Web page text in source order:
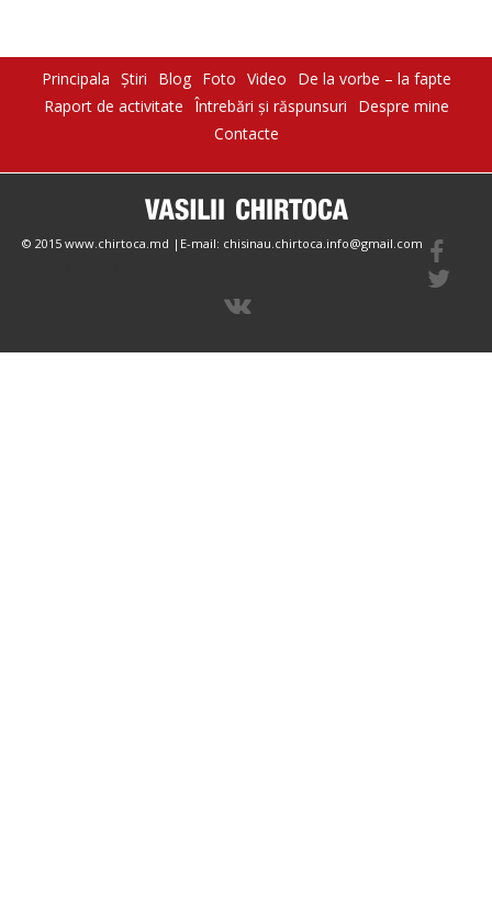
Principala Știri Blog Foto Video
De la vorbe – la fapte
Raport de activitate Întrebări şi răspunsuri
Despre mine
Contacte
© 2015 www.chirtoca.md |E-mail: chisinau.chirtoca.info@gmail.com